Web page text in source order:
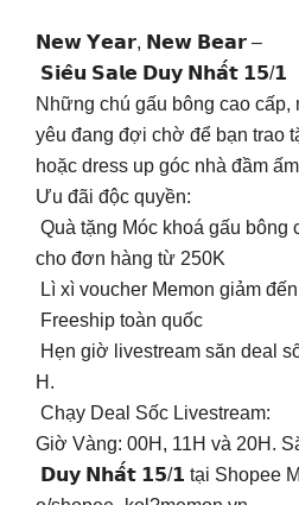
𝗡𝗲𝘄 𝗬𝗲𝗮𝗿, 𝗡𝗲𝘄 𝗕𝗲𝗮𝗿 –
𝗦𝗶𝗲̂𝘂 𝗦𝗮𝗹𝗲 𝗗𝘂𝘆 𝗡𝗵𝗮̂́𝘁 𝟭𝟱/𝟭
Những chú gấu bông cao cấp,
yêu đang đợi chờ để bạn trao
hoặc dress up góc nhà đầm
Ưu đãi độc quyền:
Quà tặng Móc khoá gấu bông
cho đơn hàng từ 250K
Lì xì voucher Memon giảm
Freeship toàn quốc
Hẹn giờ livestream săn deal
H.
Chạy Deal Sốc Livestream:
Giờ Vàng: 00H, 11H và 20H.
𝗗𝘂𝘆 𝗡𝗵𝗮̂́𝘁 𝟭𝟱/𝟭 tại Shopee